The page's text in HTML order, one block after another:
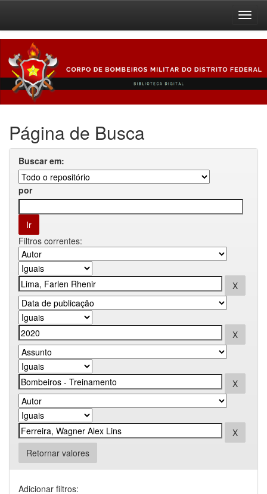
navigation
Página de Busca
Buscar em:
por
Filtros correntes:
Retornar valores
Adicionar filtros: